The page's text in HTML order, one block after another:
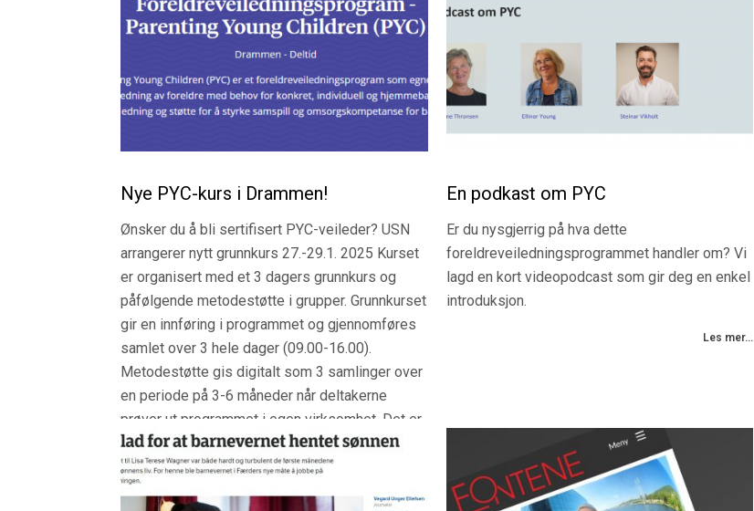
Nye PYC-kurs i Drammen!
Ønsker du å bli sertifisert PYC-veileder? USN
arrangerer nytt grunnkurs 27.-29.1. 2025 Kurset
er organisert med et 3 dagers grunnkurs og
påfølgende metodestøtte i grupper. Grunnkurset
gir en innføring i programmet og gjennomføres
samlet over 3 hele dager (09.00-16.00).
Metodestøtte gis digitalt som 3 samlinger over
en periode på 3-6 måneder når deltakerne
prøver ut programmet i egen virksomhet. Det er
en forutsetning for å kunne delta i metodestøtte
at man er i gang med å prøve ut PYC i praksis.
En podkast om PYC
Er du nysgjerrig på hva dette
foreldreveiledningsprogrammet handler om? Vi
lagd en kort videopodcast som gir deg en enkel
introduksjon.
Les mer...